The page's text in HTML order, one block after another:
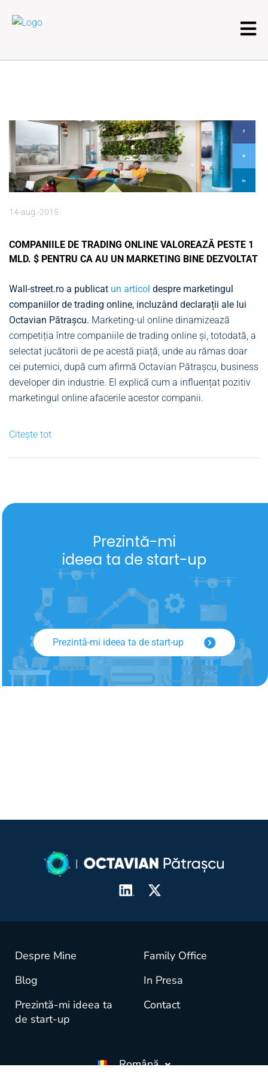
14-aug.-2015
COMPANIILE DE TRADING ONLINE VALOREAZĂ PESTE 1
MLD. $ PENTRU CA AU UN MARKETING BINE DEZVOLTAT
Wall-street.ro a publicat un articol despre marketingul
companiilor de trading online, incluzând declarații ale lui
Octavian Pătrașcu. Marketing-ul online dinamizează
competiția între companiile de trading online și, totodată, a
selectat jucătorii de pe acestă piață, unde au rămas doar
cei puternici, după cum afirmă Octavian Pătrașcu, business
developer din industrie. El explică cum a influențat pozitiv
marketingul online afacerile acestor companii.
Citește tot
Prezintă-mi
ideea ta de start-up
Prezintă-mi ideea ta de start-up
Despre Mine
Family Office
Blog
In Presa
Prezintă-mi ideea ta
de start-up
Contact
Română